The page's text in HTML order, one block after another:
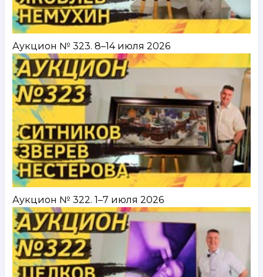
Аукцион № 323. 8–14 июля 2026
Аукцион № 322. 1–7 июля 2026